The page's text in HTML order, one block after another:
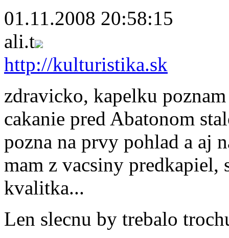
01.11.2008 20:58:15
ali.t
http://kulturistika.sk
zdravicko, kapelku
cakanie pred Abatonom
pozna na prvy pohlad a aj
mam z vacsiny predkapiel,
kvalitka...
Len slecnu by trebalo